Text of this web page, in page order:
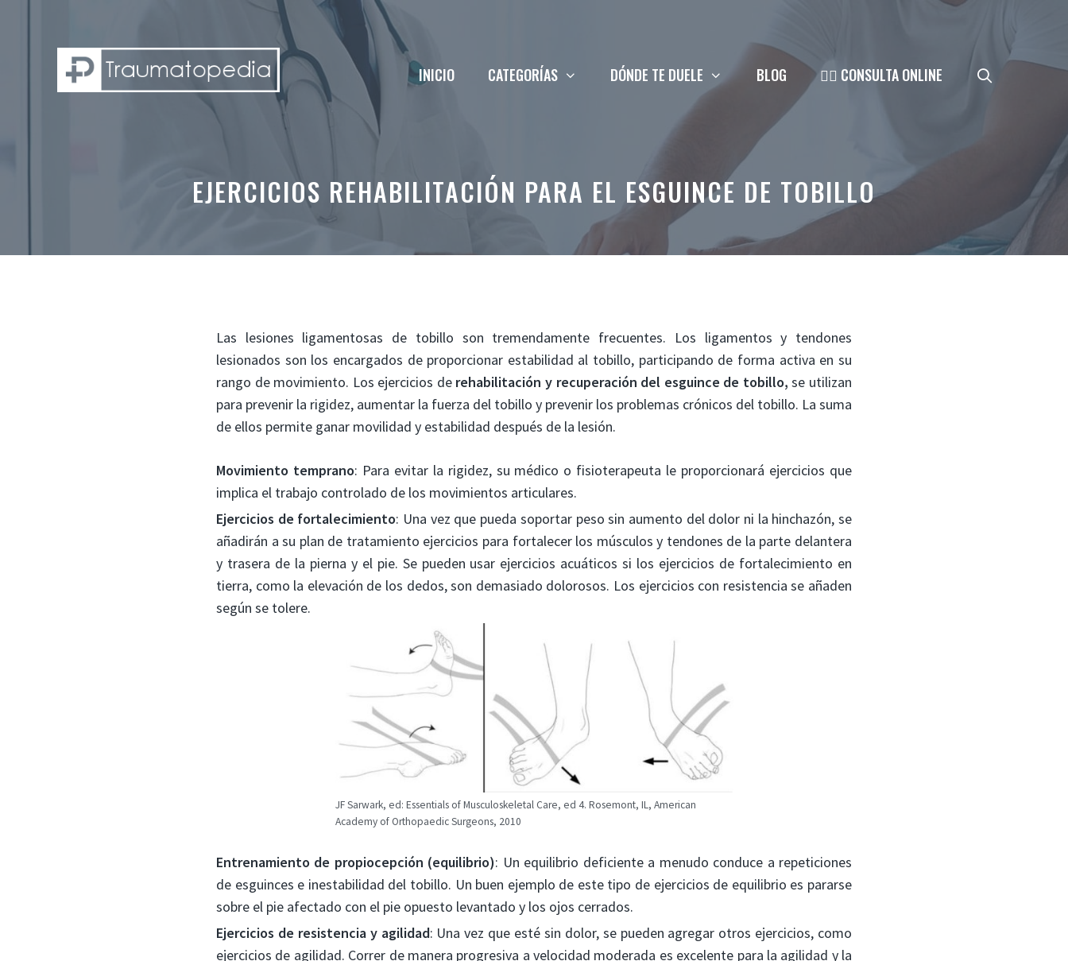
INICIO CATEGORÍAS DÓNDE TE DUELE BLOG 👨‍⚕️ CONSULTA ONLINE
EJERCICIOS REHABILITACIÓN PARA EL ESGUINCE DE TOBILLO
Las lesiones ligamentosas de tobillo son tremendamente frecuentes. Los ligamentos y tendones
lesionados son los encargados de proporcionar estabilidad al tobillo, participando de forma activa en su
rango de movimiento. Los ejercicios de rehabilitación y recuperación del esguince de tobillo, se utilizan
para prevenir la rigidez, aumentar la fuerza del tobillo y prevenir los problemas crónicos del tobillo. La suma
de ellos permite ganar movilidad y estabilidad después de la lesión.
Movimiento temprano: Para evitar la rigidez, su médico o fisioterapeuta le proporcionará ejercicios que
implica el trabajo controlado de los movimientos articulares.
Ejercicios de fortalecimiento: Una vez que pueda soportar peso sin aumento del dolor ni la hinchazón, se
añadirán a su plan de tratamiento ejercicios para fortalecer los músculos y tendones de la parte delantera
y trasera de la pierna y el pie. Se pueden usar ejercicios acuáticos si los ejercicios de fortalecimiento en
tierra, como la elevación de los dedos, son demasiado dolorosos. Los ejercicios con resistencia se añaden
según se tolere.
JF Sarwark, ed: Essentials of Musculoskeletal Care, ed 4. Rosemont, IL, American
Academy of Orthopaedic Surgeons, 2010
Entrenamiento de propiocepción (equilibrio): Un equilibrio deficiente a menudo conduce a repeticiones
de esguinces e inestabilidad del tobillo. Un buen ejemplo de este tipo de ejercicios de equilibrio es pararse
sobre el pie afectado con el pie opuesto levantado y los ojos cerrados.
Ejercicios de resistencia y agilidad: Una vez que esté sin dolor, se pueden agregar otros ejercicios, como
ejercicios de agilidad. Correr de manera progresiva a velocidad moderada es excelente para la agilidad y la